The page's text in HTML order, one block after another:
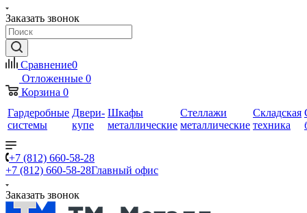
Заказать звонок
Сравнение0
Отложенные 0
Корзина 0
Гардеробные
системы
Двери-
купе
Шкафы
металлические
Стеллажи
металлические
Складская
техника
+7 (812) 660-58-28
+7 (812) 660-58-28Главный офис
Заказать звонок